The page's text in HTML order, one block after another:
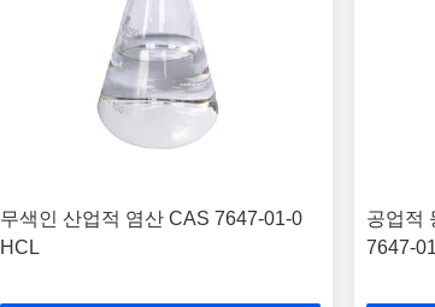
무색인 산업적 염산 CAS 7647-01-0
HCL
공업적
7647-